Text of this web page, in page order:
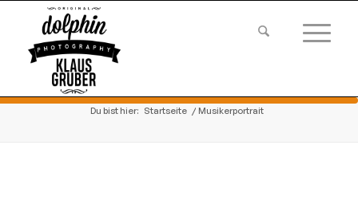
Du bist hier: Startseite / Musikerportrait